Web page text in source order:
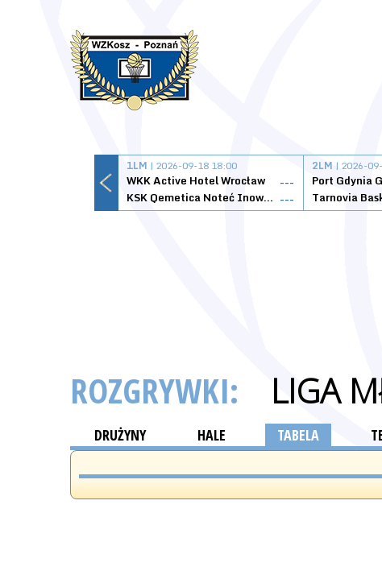
1LM | 2026-09-18 18:00
WKK Active Hotel Wrocław
---
KSK Qemetica Noteć Inowrocław ---
2LM | 2026-
Port Gdynia
ROZGRYWKI: LIGA
DRUŻYNY HALE TABELA